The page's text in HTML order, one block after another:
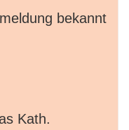
bekannt
Kath.